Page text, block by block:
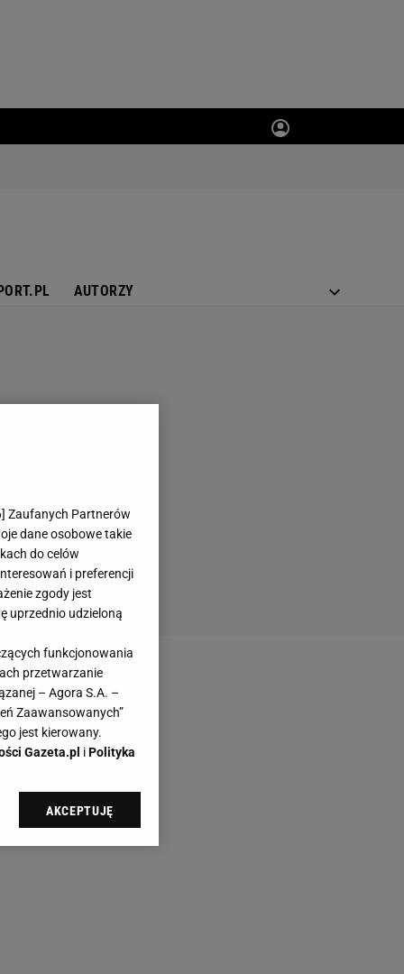
AUTORZY
] Zaufanych Partnerów
dane osobowe takie
do celów
i preferencji
zgody jest
uprzednio udzieloną
funkcjonowania
przetwarzanie
– Agora S.A. –
Zaawansowanych”
jest kierowany.
Gazeta.pl iPolityka
sp. z o.o., jej
swoje preferencje
AKCEPTUJĘ